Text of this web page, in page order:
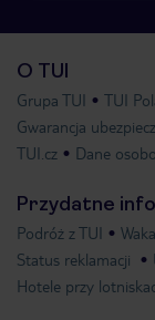
O TUI
Grupa TUI TUI
Gwarancja
TUI.cz
Dane
Przydatne
Podróż z TUI
Status reklamacji
Hotele przy